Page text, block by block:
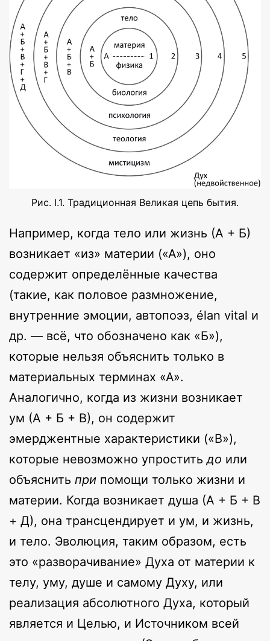
Рис. I.1. Традиционная Великая цепь бытия.
Например, когда тело или жизнь (А + Б)
возникает «из» материи («А»), оно
содержит определённые качества
(такие, как половое размножение,
внутренние эмоции, автопоэз, élan vital и
др. — всё, что обозначено как «Б»),
которые нельзя объяснить только в
материальных терминах «А».
Аналогично, когда из жизни возникает
ум (А + Б + В), он содержит
эмерджентные характеристики («В»),
которые невозможно упроститьдо или
объяснить при помощи только жизни и
материи. Когда возникает душа (А + Б + В
+ Д), она трансцендирует и ум, и жизнь,
и тело. Эволюция, таким образом, есть
это «разворачивание» Духа от материи к
телу, уму, душе и самому Духу, или
реализация абсолютного Духа, который
является и Целью, и Источником всей